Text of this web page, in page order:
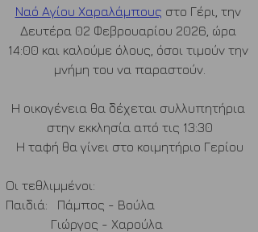
Ναό Αγίου Χαραλάμπους στο Γέρι, την
Δευτέρα 02 Φεβρουαρίου 2026, ώρα
14:00 και καλούμε όλους, όσοι τιμούν την
μνήμη του να παραστούν.
Η οικογένεια θα δέχεται συλλυπητήρια
στην εκκλησία από τις 13:30
Η ταφή θα γίνει στο κοιμητήριο Γερίου
Οι τεθλιμμένοι:
Παιδιά:   Πάμπος - Βούλα
              Γιώργος - Χαρούλα